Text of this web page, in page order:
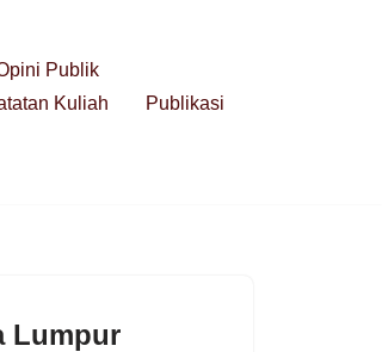
Publik
Kuliah
Publikasi
Lumpur